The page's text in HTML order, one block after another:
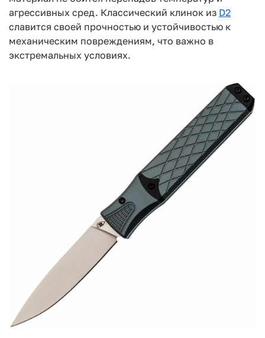
агрессивных сред. Классический клинок из D2
славится своей прочностью и устойчивостью к
механическим повреждениям, что важно в
экстремальных условиях.